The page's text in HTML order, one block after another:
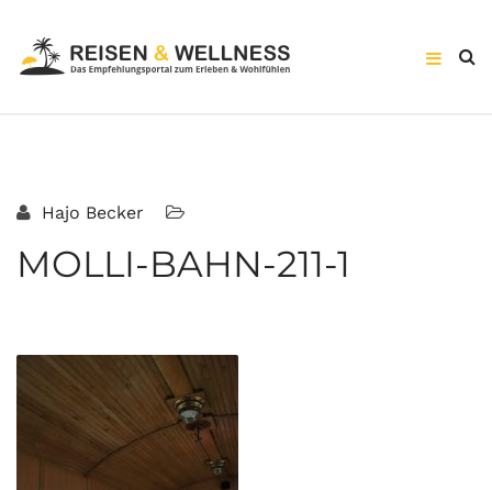
Hajo Becker
MOLLI-BAHN-211-1